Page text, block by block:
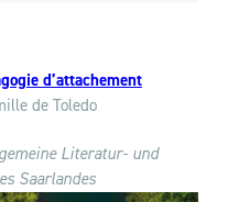
d’attachement
de Toledo
Literatur- und
Saarlandes